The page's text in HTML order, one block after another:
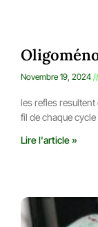
Novembre 19, 2024
les refles resultent
fil de chaque
Lire l'article »